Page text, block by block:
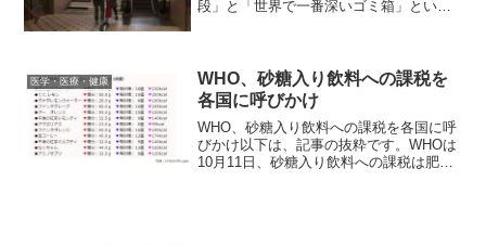
段」と「世界で一番深いゴミ箱」という
医学・医療・健康
WHO、砂糖入り飲料への課税を
各国に呼びかけ
WHO、砂糖入り飲料への課税を各国に呼
びかけ以下は、記事の抜粋です。WHOは
10月11日、砂糖入り飲料への課税は肥満